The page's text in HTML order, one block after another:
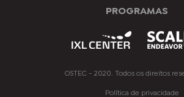
PROGRAMAS
OSTEC - 2020. Todos os direitos
Política de privacidade